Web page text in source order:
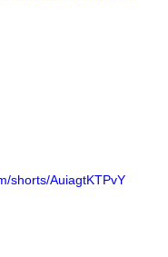
shorts/AuiagtKTPvY